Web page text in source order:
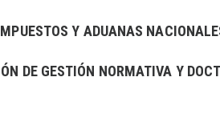
Y ADUANAS
DE GESTIÓN NORMATIVA Y